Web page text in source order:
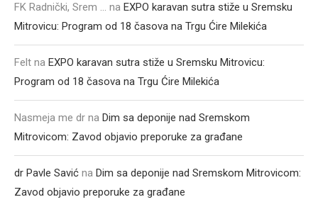
FK Radnički, Srem ... na EXPO karavan sutra stiže u Sremsku
Mitrovicu: Program od 18 časova na Trgu Ćire Milekića
Felt na EXPO karavan sutra stiže u Sremsku Mitrovicu:
Program od 18 časova na Trgu Ćire Milekića
Nasmeja me dr na Dim sa deponije nad Sremskom
Mitrovicom: Zavod objavio preporuke za građane
dr Pavle Savić na Dim sa deponije nad Sremskom Mitrovicom:
Zavod objavio preporuke za građane